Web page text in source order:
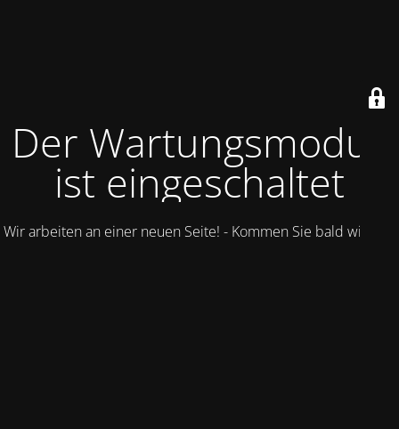
Der Wartungsmodus
ist eingeschaltet
Wir arbeiten an einer neuen Seite! - Kommen Sie bald wieder.